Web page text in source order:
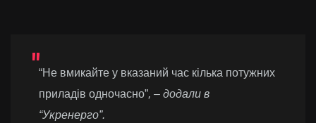
“Не вмикайте у вказаний час кілька потужних
приладів одночасно”, – додали в
“Укренерго”.